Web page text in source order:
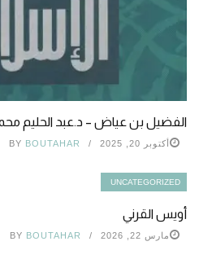
الفضيل بن عياض – د.عبد الحليم
أكتوبر 20, 2025 BY BOUTAHAR
UNCATEGORIZED
أويس القرني
مارس 22, 2026 BY BOUTAHAR